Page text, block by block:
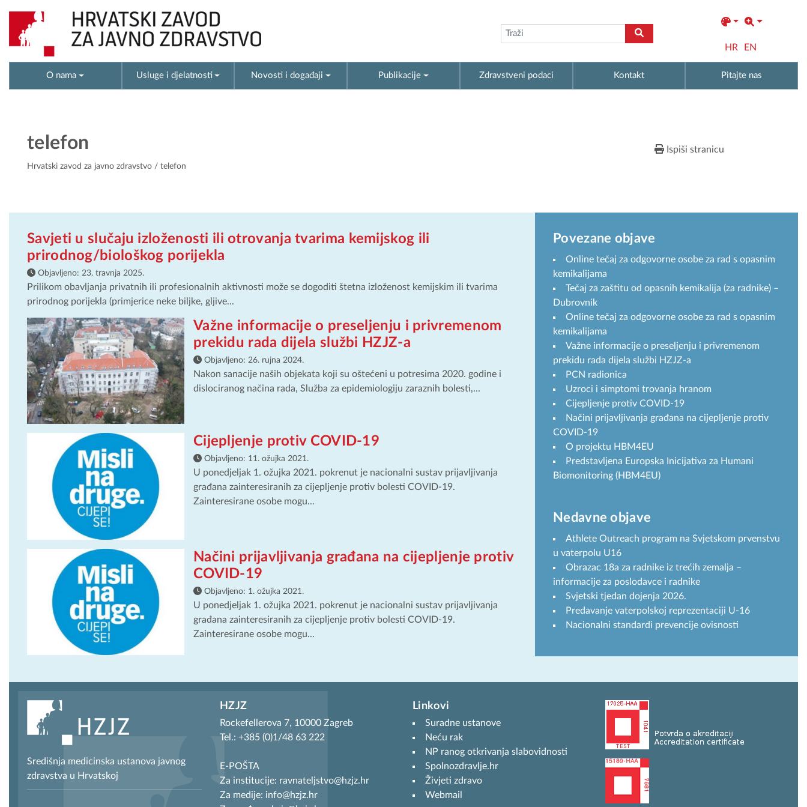
HR EN
O nama Usluge i djelatnosti Novosti i događaji Publikacije Zdravstveni podaci Kontakt Pitajte nas
telefon
Hrvatski zavod za javno zdravstvo / telefon
Ispiši stranicu
Savjeti u slučaju izloženosti ili otrovanja tvarima kemijskog ili
prirodnog/biološkog porijekla
Objavljeno: 23. travnja 2025.
Prilikom obavljanja privatnih ili profesionalnih aktivnosti može se dogoditi štetna izloženost kemijskim ili tvarima
prirodnog porijekla (primjerice neke biljke, gljive...
Važne informacije o preseljenju i privremenom
prekidu rada dijela službi HZJZ-a
Objavljeno: 26. rujna 2024.
Nakon sanacije naših objekata koji su oštećeni u potresima 2020. godine i
dislociranog načina rada, Služba za epidemiologiju zaraznih bolesti,...
Cijepljenje protiv COVID-19
Objavljeno: 11. ožujka 2021.
U ponedjeljak 1. ožujka 2021. pokrenut je nacionalni sustav prijavljivanja
građana zainteresiranih za cijepljenje protiv bolesti COVID-19.
Zainteresirane osobe mogu...
Načini prijavljivanja građana na cijepljenje protiv
COVID-19
Objavljeno: 1. ožujka 2021.
U ponedjeljak 1. ožujka 2021. pokrenut je nacionalni sustav prijavljivanja
građana zainteresiranih za cijepljenje protiv bolesti COVID-19.
Zainteresirane osobe mogu...
Povezane objave
Online tečaj za odgovorne osobe za rad s opasnim
kemikalijama
Tečaj za zaštitu od opasnih kemikalija (za radnike) –
Dubrovnik
Online tečaj za odgovorne osobe za rad s opasnim
kemikalijama
Važne informacije o preseljenju i privremenom
prekidu rada dijela službi HZJZ-a
PCN radionica
Uzroci i simptomi trovanja hranom
Cijepljenje protiv COVID-19
Načini prijavljivanja građana na cijepljenje protiv
COVID-19
O projektu HBM4EU
Predstavljena Europska Inicijativa za Humani
Biomonitoring (HBM4EU)
Nedavne objave
Athlete Outreach program na Svjetskom prvenstvu
u vaterpolu U16
Obrazac 18a za radnike iz trećih zemalja –
informacije za poslodavce i radnike
Svjetski tjedan dojenja 2026.
Predavanje vaterpolskoj reprezentaciji U-16
Nacionalni standardi prevencije ovisnosti
Središnja medicinska ustanova javnog
zdravstva u Hrvatskoj
HZJZ
Rockefellerova 7, 10000 Zagreb
Tel.: +385 (0)1/48 63 222
E-POŠTA
Za institucije: ravnateljstvo@hzjz.hr
Za medije: info@hzjz.hr
Linkovi
Suradne ustanove
Neću rak
NP ranog otkrivanja slabovidnosti
Spolnozdravlje.hr
Živjeti zdravo
Webmail